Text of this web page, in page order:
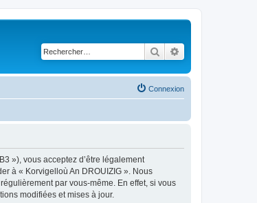
Rechercher
Connexion
»), vous acceptez d’être légalement
à « Korvigelloù An DROUIZIG ». Nous
par vous-même. En effet, si vous
modifiées et mises à jour.